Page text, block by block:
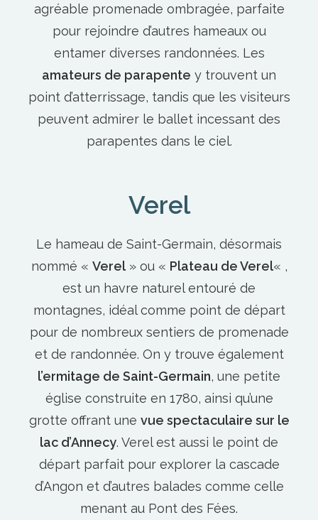
agréable promenade ombragée, parfaite
pour rejoindre d’autres hameaux ou
entamer diverses randonnées. Les
amateurs de parapente y trouvent un
point d’atterrissage, tandis que les visiteurs
peuvent admirer le ballet incessant des
parapentes dans le ciel.
Verel
Le hameau de Saint-Germain, désormais
nommé « Verel» ou « Plateau de Verel« ,
est un havre naturel entouré de
montagnes, idéal comme point de départ
pour de nombreux sentiers de promenade
et de randonnée. On y trouve également
l’ermitage de Saint-Germain, une petite
église construite en 1780, ainsi qu’une
grotte offrant une vue spectaculaire sur le
lac d’Annecy. Verel est aussi le point de
départ parfait pour explorer la cascade
d’Angon et d’autres balades comme celle
menant au Pont des Fées.